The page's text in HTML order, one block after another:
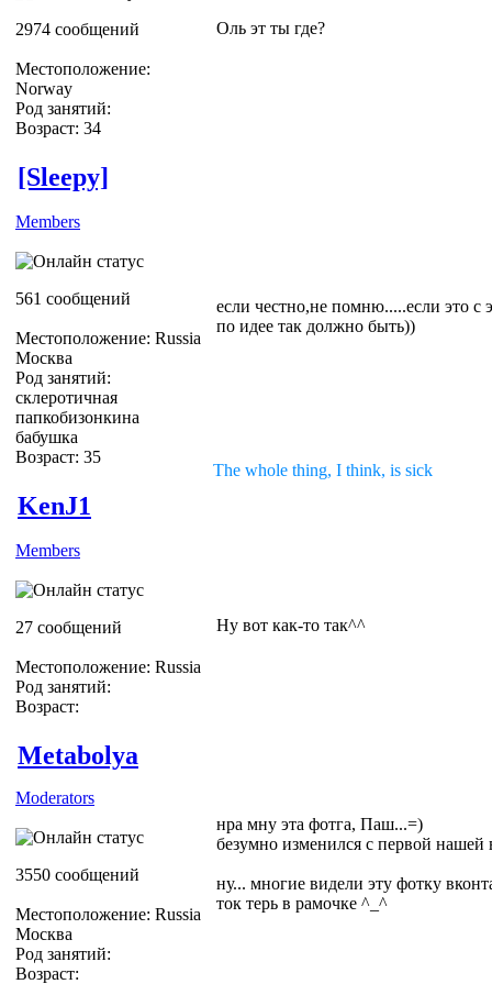
2974 сообщений
Местоположение:
Norway
Род занятий:
Возраст: 34
Оль эт ты где?
[Sleepy]
Members
561 сообщений
Местоположение: Russia
Москва
Род занятий:
склеротичная
папкобизонкина
бабушка
Возраст: 35
если честно,не помню.....если это с
по идее так должно быть))
The whole thing, I think, is sick
KenJ1
Members
27 сообщений
Местоположение: Russia
Род занятий:
Возраст:
Ну вот как-то так^^
Metabolya
Moderators
3550 сообщений
Местоположение: Russia
Москва
Род занятий:
Возраст:
нра мну эта фотга, Паш...=)
безумно изменился с первой нашей
ну... многие видели эту фотку
ток терь в рамочке ^_^